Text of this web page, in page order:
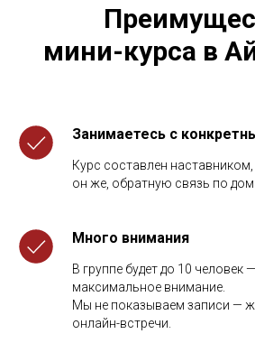
мини-курса в
Занимаетесь с
Курс составлен
он же, обратную связь по
Много внимания
В группе будет до 10 человек
максимальное внимание.
Мы не показываем записи —
онлайн-встречи.